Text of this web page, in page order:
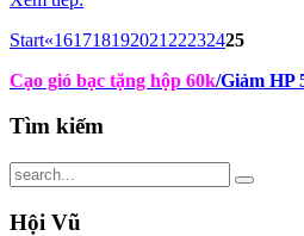
Start«161718192021 22232425
Cạo gió bạc tặng hộp 60k/Giảm HP
Tìm kiếm
Hội Vũ